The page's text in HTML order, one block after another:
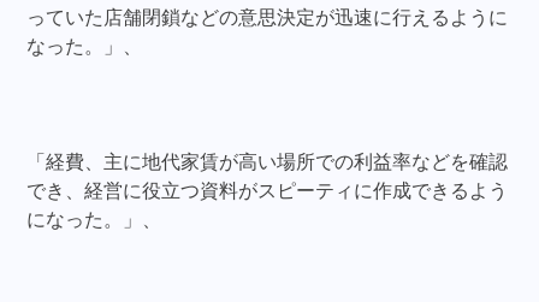
っていた店舗閉鎖などの意思決定が迅速に行えるように
なった。」、
「経費、主に地代家賃が高い場所での利益率などを確認
でき、経営に役立つ資料がスピーティに作成できるよう
になった。」、